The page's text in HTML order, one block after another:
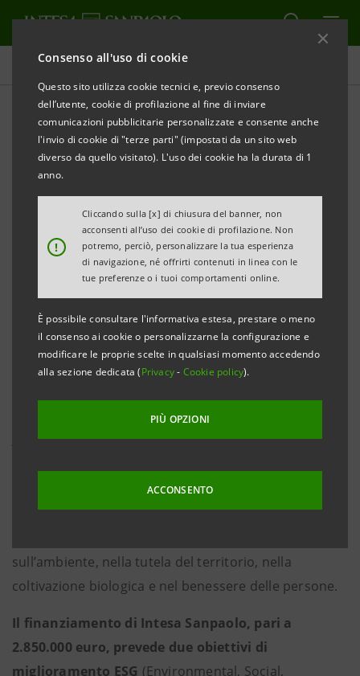
Consenso all'uso di cookie
Questo sito utilizza cookie tecnici e, previo consenso
dell’utente, cookie di profilazione al fine di inviare
comunicazioni pubblicitarie personalizzate e consente anche
l'invio di cookie di "terze parti" (impostati da un sito web
diverso da quello visitato). L'uso dei cookie ha la durata di 1
anno.
!
Cliccando sulla [x] di chiusura del banner, non
acconsenti all’uso dei cookie di profilazione. Non
potremo, perciò, personalizzare la tua esperienza
di navigazione, né offrirti contenuti in linea con le
tue preferenze o i tuoi comportamenti online.
È possibile consultare l'informativa estesa, prestare o meno
il consenso ai cookie o personalizzarne la configurazione e
modificare le proprie scelte in qualsiasi momento accedendo
alla sezione dedicata (Privacy- Cookie policy).
PIÙ OPZIONI
ACCONSENTO
Comunicati stampa
STAMPA AGGIORNA
COMUNICATO STAMPA
DA INTESA SANPAOLO OLTRE 2,8 MILIONI DI EURO
CRESCITA SOSTENIBILE
Iniziative per coinvolgere clienti, fornitori e
dipendenti nei temi della sostenibilità e
nell’adozione di buone pratiche sociali e
ambientali
S-loan è il finanziamento ideato dal primo
gruppo bancario italiano per supportare
PMI virtuose a conseguire obiettivi ESG
Asiago, 15 febbraio 2021. Intesa Sanpaolo e Rigoni di
finanziamento rivolta alla crescita sostenibile
dell’azienda dell’Altopiano, da sempre impegnata
sull’ambiente, nella tutela del territorio, nella
coltivazione biologica e nel benessere delle persone.
Il finanziamento di Intesa Sanpaolo, pari a
2.850.000 euro, prevede due obiettivi di
miglioramento ESG (Environmental, Social,